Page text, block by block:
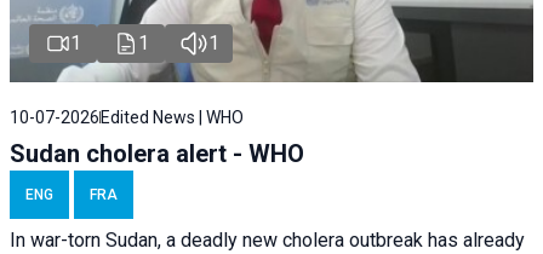
1 1 1
10-07-2026 Edited News | WHO
Sudan cholera alert - WHO
ENG FRA
In war-torn Sudan, a deadly new cholera outbreak has already